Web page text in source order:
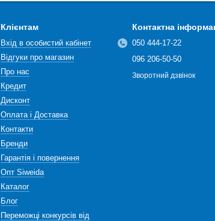
Клієнтам
Вхід в особистий кабінет
Відгуки про магазин
Про нас
Кредит
Дисконт
Оплата і Доставка
Контакти
Бренди
Гарантія і повернення
Опт Siweida
Каталог
Блог
Переможці конкурсів від
Контактна
050 444-17-22
096 206-50-50
Зворотний дзвінок